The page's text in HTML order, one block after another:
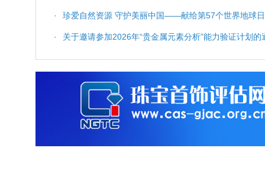
科普服务与质量保障
· 珍爱自然资源 守护美丽中国——献给第57个世界地球日
· 关于邀请参加2026年“贵金属元素分析”能力验证计划的